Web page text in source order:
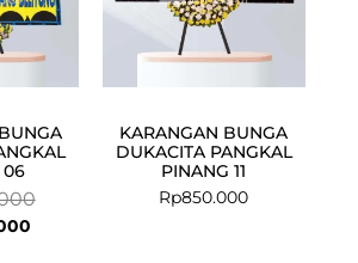
06
KARANGAN BUNGA
DUKACITA PANGKAL
PINANG 11
Rp850.000